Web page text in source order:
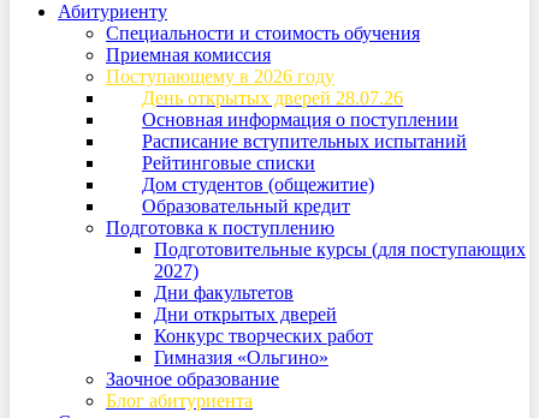
Абитуриенту
Специальности и стоимость обучения
Приемная комиссия
Поступающему в 2026 году
День открытых дверей 28.07.26
Основная информация о поступлении
Расписание вступительных испытаний
Рейтинговые списки
Дом студентов (общежитие)
Образовательный кредит
Подготовка к поступлению
Подготовительные курсы (для поступающих
2027)
Дни факультетов
Дни открытых дверей
Конкурс творческих работ
Гимназия «Ольгино»
Заочное образование
Блог абитуриента